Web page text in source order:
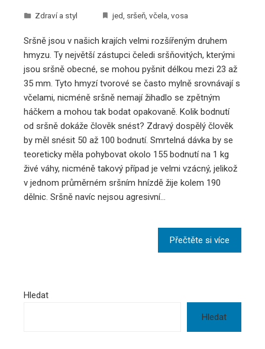
Zdraví a styl jed, sršeň, včela, vosa
Sršně jsou v našich krajích velmi rozšířeným druhem
hmyzu. Ty největší zástupci čeledi sršňovitých, kterými
jsou sršně obecné, se mohou pyšnit délkou mezi 23 až
35 mm. Tyto hmyzí tvorové se často mylně srovnávají s
včelami, nicméně sršně nemají žihadlo se zpětným
háčkem a mohou tak bodat opakovaně. Kolik bodnutí
od sršně dokáže člověk snést? Zdravý dospělý člověk
by měl snésit 50 až 100 bodnutí. Smrtelná dávka by se
teoreticky měla pohybovat okolo 155 bodnutí na 1 kg
živé váhy, nicméně takový případ je velmi vzácný, jelikož
v jednom průměrném sršním hnízdě žije kolem 190
dělnic. Sršně navíc nejsou agresivní…
Přečtěte si více
Hledat
Hledat